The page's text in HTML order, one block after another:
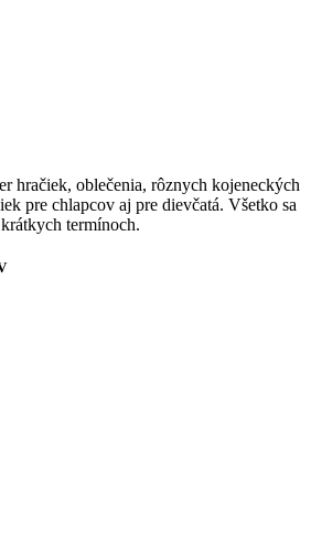
hračiek, oblečenia, rôznych kojeneckých
pre chlapcov aj pre dievčatá. Všetko sa
termínoch.